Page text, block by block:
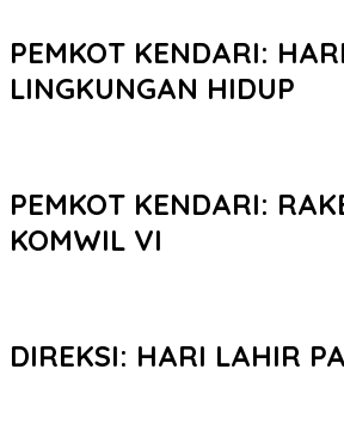
PEMKOT KENDARI: HARI
LINGKUNGAN HIDUP
PEMKOT KENDARI:
KOMWIL VI
DIREKSI: HARI LAHIR